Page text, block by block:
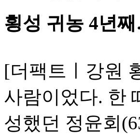
횡성 귀농 4년
[더팩트ㅣ강원
사람이었다. 한
성했던 정윤회